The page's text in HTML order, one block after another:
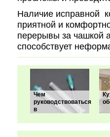
Наличие исправной
приятной и
перерывы за чашкой
способствует
Чем
руководствоваться
в